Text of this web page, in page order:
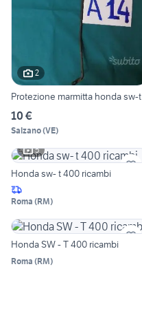
2
Protezione marmitta honda sw-t
10 €
Salzano(VE)
5
Honda sw- t 400 ricambi
Roma (RM)
Honda SW - T 400 ricambi
Roma (RM)